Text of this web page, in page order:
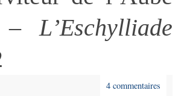
–L’Eschylliade
4 commentaires